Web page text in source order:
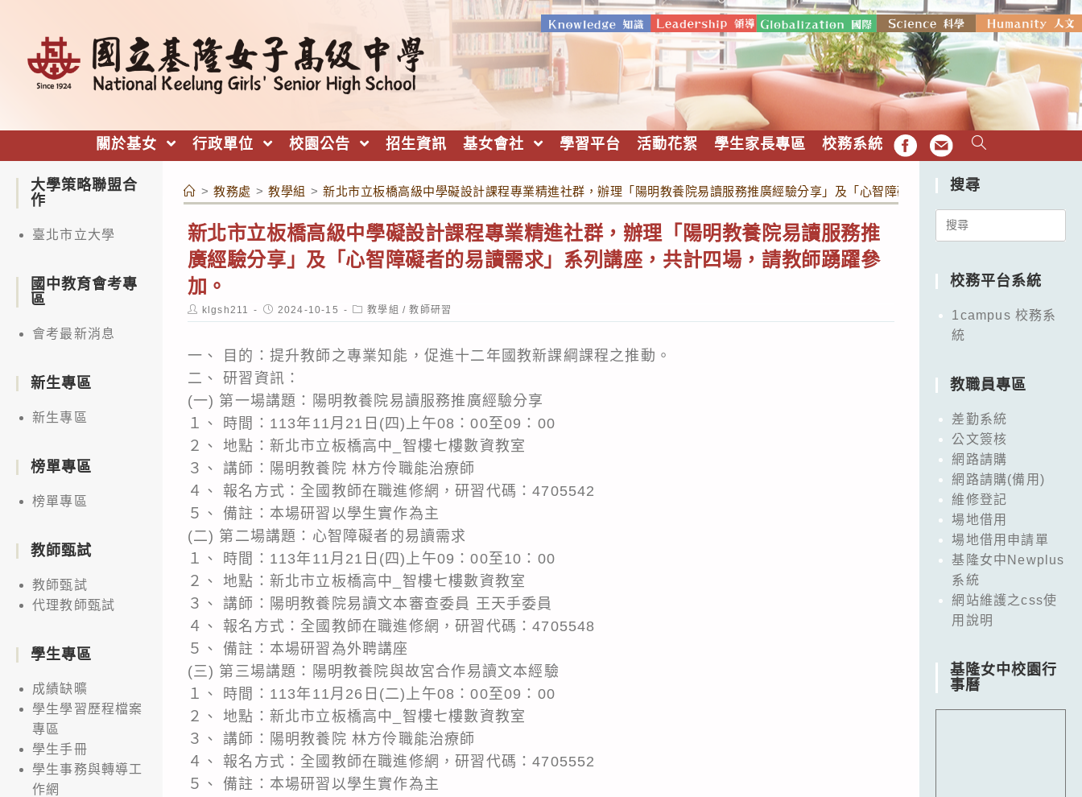
關於基女 行政單位 校園公告 招生資訊 基女會社 學習平台 活動花絮 學生家長專區 校務系統 FB EMAIL
> 教務處 > 教學組 > 新北市立板橋高級中學礙設計課程專業精進社群，辦理「陽明教養院易讀服務推廣經驗分享」及「心智障礙者的易讀需求」系列講座，共
新北市立板橋高級中學礙設計課程專業精進社群，辦理「陽明教養院易讀服務推
廣經驗分享」及「心智障礙者的易讀需求」系列講座，共計四場，請教師踴躍參
加。
Post
author:
klgsh211
Post
published:
2024-10-15
Post
category:
教學組 / 教師研習
一、 目的：提升教師之專業知能，促進十二年國教新課綱課程之推動。
二、 研習資訊：
(一) 第一場講題：陽明教養院易讀服務推廣經驗分享
１、 時間：113年11月21日(四)上午08：00至09：00
２、 地點：新北市立板橋高中_智樓七樓數資教室
３、 講師：陽明教養院 林方伶職能治療師
４、 報名方式：全國教師在職進修網，研習代碼：4705542
５、 備註：本場研習以學生實作為主
(二) 第二場講題：心智障礙者的易讀需求
１、 時間：113年11月21日(四)上午09：00至10：00
２、 地點：新北市立板橋高中_智樓七樓數資教室
３、 講師：陽明教養院易讀文本審查委員 王天手委員
４、 報名方式：全國教師在職進修網，研習代碼：4705548
５、 備註：本場研習為外聘講座
(三) 第三場講題：陽明教養院與故宮合作易讀文本經驗
１、 時間：113年11月26日(二)上午08：00至09：00
２、 地點：新北市立板橋高中_智樓七樓數資教室
３、 講師：陽明教養院 林方伶職能治療師
４、 報名方式：全國教師在職進修網，研習代碼：4705552
５、 備註：本場研習以學生實作為主
大學策略聯盟合
作
臺北市立大學
國中教育會考專
區
會考最新消息
新生專區
新生專區
榜單專區
榜單專區
教師甄試
教師甄試
代理教師甄試
學生專區
成績缺曠
學生學習歷程檔案
專區
學生手冊
學生事務與轉導工
作網
搜尋
Search
校務平台系統
1campus 校務系
統
教職員專區
差勤系統
公文簽核
網路請購
網路請購(備用)
維修登記
場地借用
場地借用申請單
基隆女中Newplus
系統
網站維護之css使
用說明
基隆女中校園行
事曆